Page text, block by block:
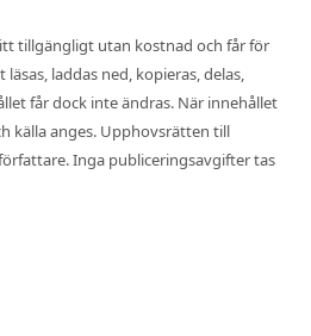
tillgängligt utan kostnad och får för
laddas ned, kopieras, delas,
får dock inte ändras. När innehållet
källa anges. Upphovsrätten till
Inga publiceringsavgifter tas